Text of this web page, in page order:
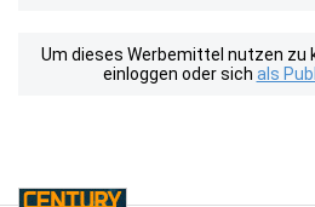
Um dieses Werbemittel nutzen zu
einloggen oder sich als